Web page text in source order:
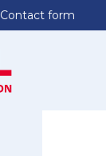
Contact form